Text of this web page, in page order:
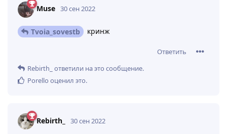
Muse 30 сен 2022
Tvoia_sovestb кринж
Ответить
Rebirth_ ответили на это сообщение.
Porello оценил это.
Rebirth_ 30 сен 2022